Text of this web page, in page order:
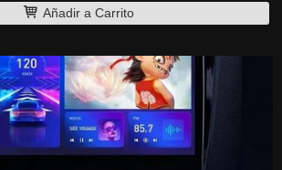
Añadir a Carrito